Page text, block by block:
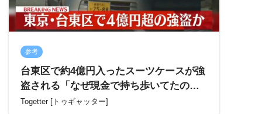
参考
台東区で約4億円入ったスーツケースが強
盗される「なぜ現金で持ち歩いてたの
か」→数時間後に羽田で約2億円を持った
Togetter [トゥギャッター]